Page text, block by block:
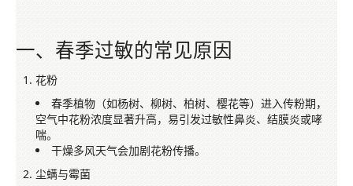
一、春季过敏的常见原因
花粉
春季植物（如杨树、柳树、柏树、樱花等）进入传粉期，
空气中花粉浓度显著升高，易引发过敏性鼻炎、结膜炎或哮
喘。
干燥多风天气会加剧花粉传播。
尘螨与霉菌